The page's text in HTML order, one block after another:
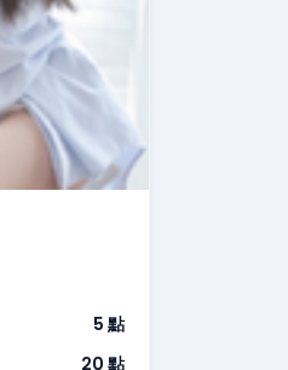
5 點
20 點